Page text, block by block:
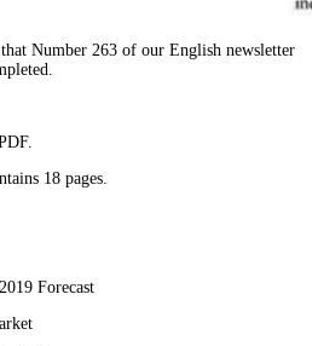
Number 263 of our English newsletter
18 pages.
Forecast